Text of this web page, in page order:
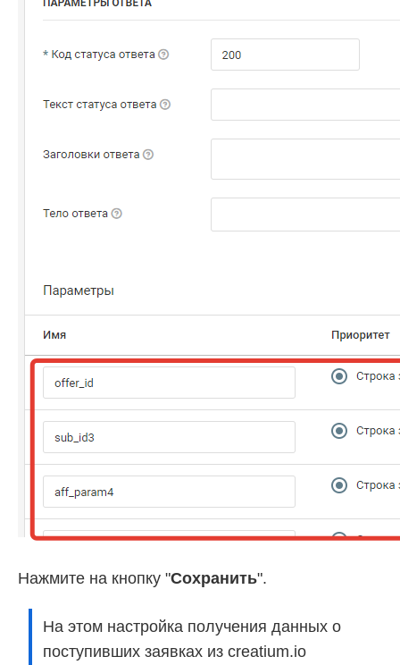
Нажмите на кнопку "Сохранить".
На этом настройка получения данных о
поступивших заявках из creatium.io